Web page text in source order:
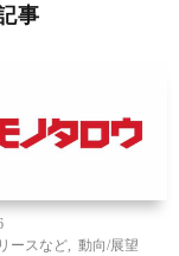
事
ースなど
動向/展望